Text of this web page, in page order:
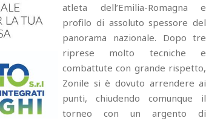
atleta dell’Emilia-Romagna e
profilo di assoluto spessore del
panorama nazionale. Dopo tre
riprese molto tecniche e
combattute con grande rispetto,
Zonile si è dovuto arrendere ai
punti, chiudendo comunque il
torneo con un argento di